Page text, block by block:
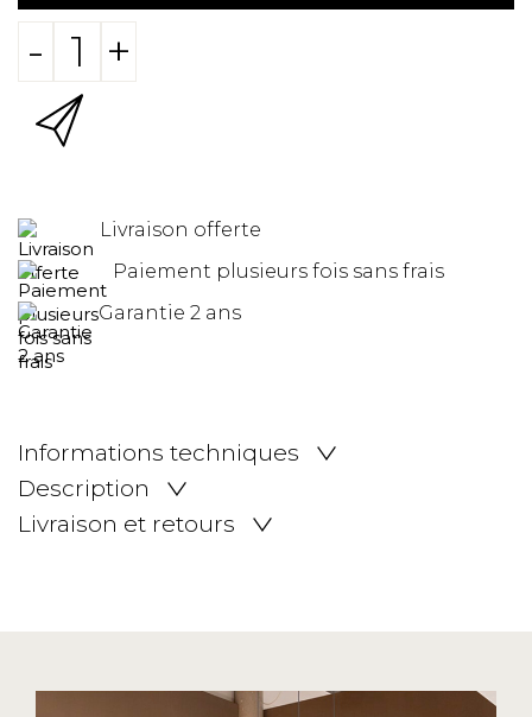
- +
Livraison offerte
Paiement plusieurs fois sans frais
Garantie 2 ans
Informations techniques
Description
Livraison et retours